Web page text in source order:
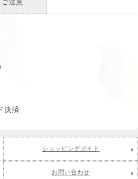
決済
ショッピングガイド
お問い合わせ